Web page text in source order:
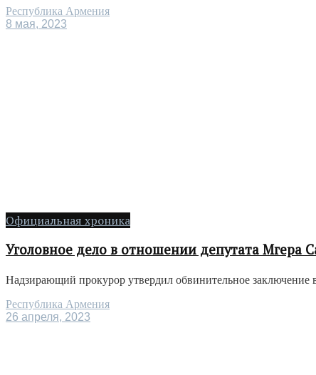
Республика Армения
8 мая, 2023
Официальная хроника
Уголовное дело в отношении депутата Мгера
Надзирающий прокурор утвердил обвинительное
Республика Армения
26 апреля, 2023